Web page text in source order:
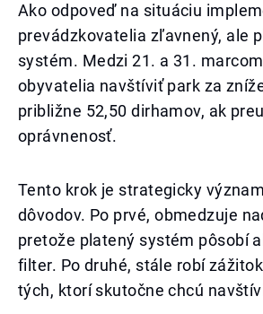
Ako odpoveď na situáciu
prevádzkovatelia zľavnený, ale
systém. Medzi 21. a 31.
obyvatelia navštíviť park za
približne 52,50 dirhamov, ak
oprávnenosť.
Tento krok je strategicky
dôvodov. Po prvé, obmedzuje
pretože platený systém pôsobí
filter. Po druhé, stále robí
tých, ktorí skutočne chcú